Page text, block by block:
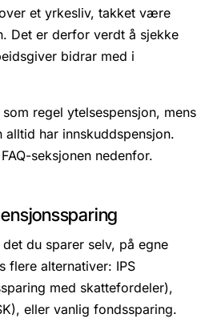
et yrkesliv, takket være
Det er derfor verdt å sjekke
bidrar med i
regel ytelsespensjon, mens
alltid har innskuddspensjon.
seksjonen nedenfor.
du sparer selv, på egne
flere alternativer: IPS
med skattefordeler),
eller vanlig fondssparing.